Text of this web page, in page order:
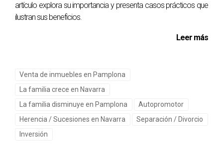
artículo explora su importancia y presenta casos prácticos que
ilustran sus beneficios.
Leer más
Venta de inmuebles en Pamplona
La familia crece en Navarra
La familia disminuye en Pamplona
Autopromotor
Herencia / Sucesiones en Navarra
Separación / Divorcio
Inversión